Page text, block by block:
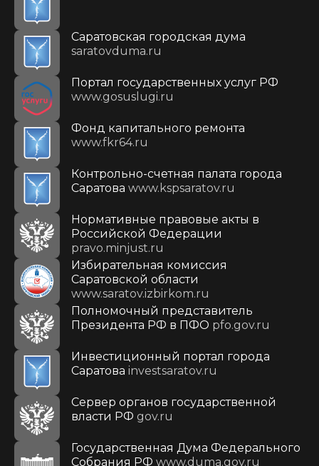
Саратовская городская дума
saratovduma.ru
Портал государственных услуг РФ
www.gosuslugi.ru
Фонд капитального ремонта
www.fkr64.ru
Контрольно-счетная палата города
Саратова www.kspsaratov.ru
Нормативные правовые акты в
Российской Федерации
pravo.minjust.ru
Избирательная комиссия
Саратовской области
www.saratov.izbirkom.ru
Полномочный представитель
Президента РФ в ПФО pfo.gov.ru
Инвестиционный портал города
Саратова investsaratov.ru
Сервер органов государственной
власти РФ gov.ru
Государственная Дума Федерального
Собрания РФ www.duma.gov.ru